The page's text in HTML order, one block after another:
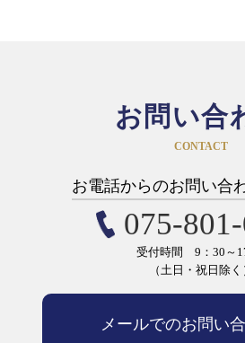
お問い合
CONTACT
お電話からのお問い合
075-
受付時間 9：30～
（土日・祝日除く
メールでのお問い